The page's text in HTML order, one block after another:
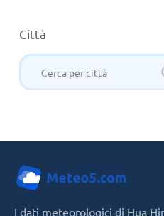
Città
I dati meteorologici di Hua